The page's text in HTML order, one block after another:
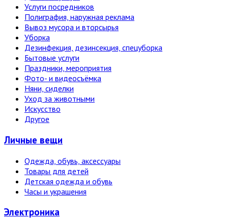
Услуги посредников
Полиграфия, наружная реклама
Вывоз мусора и вторсырья
Уборка
Дезинфекция, дезинсекция, спецуборка
Бытовые услуги
Праздники, мероприятия
Фото- и видеосъёмка
Няни, сиделки
Уход за животными
Искусство
Другое
Личные вещи
Одежда, обувь, аксессуары
Товары для детей
Детская одежда и обувь
Часы и украшения
Электро­ника